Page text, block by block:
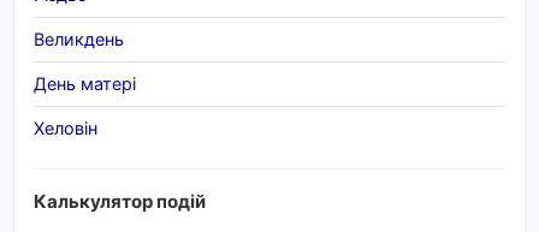
Великдень
День матері
Хеловін
Калькулятор подій